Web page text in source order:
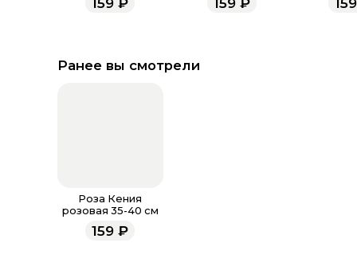
Ранее вы смотрели
Роза Кения
розовая 35-40 см
159 ₽